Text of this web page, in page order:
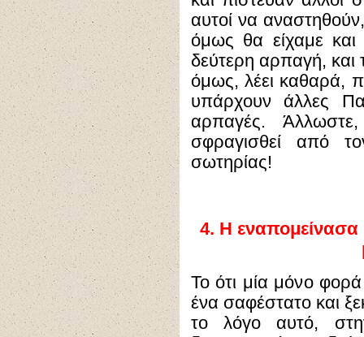
αυτοί να
όμως θα είχαμε
δεύτερη αρπαγή,
όμως, λέει καθαρά,
υπάρχουν άλλες
αρπαγές.
σφραγισθεί από
σωτηρίας!
4. Η εναπομείνασα
Το ότι μία μόνο
ένα σαφέστατο και
το λόγο αυτό,